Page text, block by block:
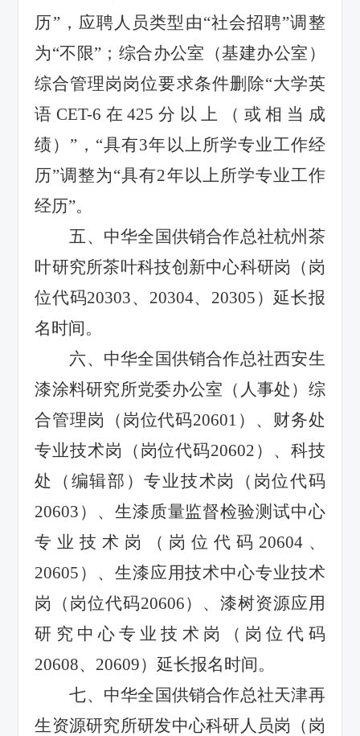
历”，应聘人员类型由“社会招聘”调整
为“不限”；综合办公室（基建办公室）
综合管理岗岗位要求条件删除“大学英
语CET-6在425分以上（或相当成
绩）”，“具有3年以上所学专业工作经
历”调整为“具有2年以上所学专业工作
经历”。
五、中华全国供销合作总社杭州茶
叶研究所茶叶科技创新中心科研岗（岗
位代码20303、20304、20305）延长报
名时间。
六、中华全国供销合作总社西安生
漆涂料研究所党委办公室（人事处）综
合管理岗（岗位代码20601）、财务处
专业技术岗（岗位代码20602）、科技
处（编辑部）专业技术岗（岗位代码
20603）、生漆质量监督检验测试中心
专业技术岗（岗位代码20604、
20605）、生漆应用技术中心专业技术
岗（岗位代码20606）、漆树资源应用
研究中心专业技术岗（岗位代码
20608、20609）延长报名时间。
七、中华全国供销合作总社天津再
生资源研究所研发中心科研人员岗（岗